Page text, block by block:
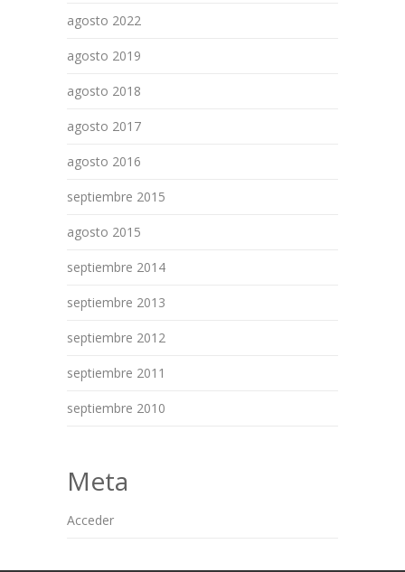
agosto 2022
agosto 2019
agosto 2018
agosto 2017
agosto 2016
septiembre 2015
agosto 2015
septiembre 2014
septiembre 2013
septiembre 2012
septiembre 2011
septiembre 2010
Meta
Acceder